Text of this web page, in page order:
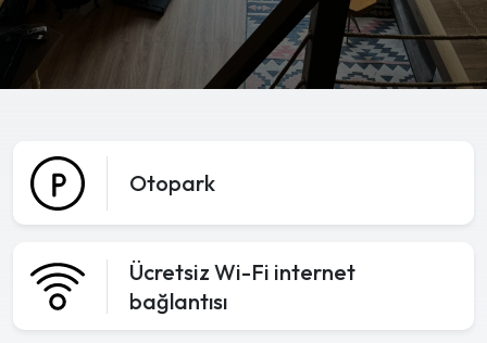
Otopark
Ücretsiz Wi-Fi internet
bağlantısı